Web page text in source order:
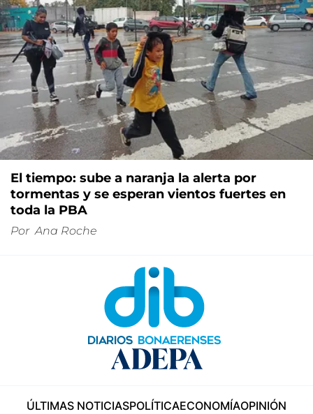
El tiempo: sube a naranja la alerta por
tormentas y se esperan vientos fuertes en
toda la PBA
Por Ana Roche
ÚLTIMAS NOTICIASPOLÍTICAECONOMÍAOPINIÓN